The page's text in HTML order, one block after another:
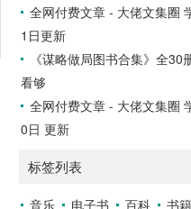
全网付费文章 - 大佬文集圈
1日更新
《谋略做局图书合集》全
看够
全网付费文章 - 大佬文集圈
0日 更新
标签列表
音乐 电子书 百科 书籍